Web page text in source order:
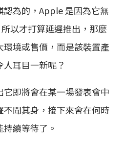
認為的，Apple 是因為它無
以才打算延遲推出，那麼
境或售價，而是該裝置產
耳目一新呢？
即將會在某一場發表會中
聞其身，接下來會在何時
續等待了。